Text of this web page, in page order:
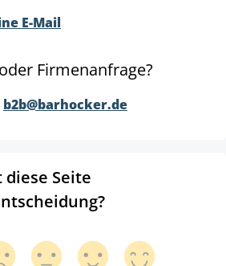
E-Mail
Firmenanfrage?
b2b@barhocker.de
Seite